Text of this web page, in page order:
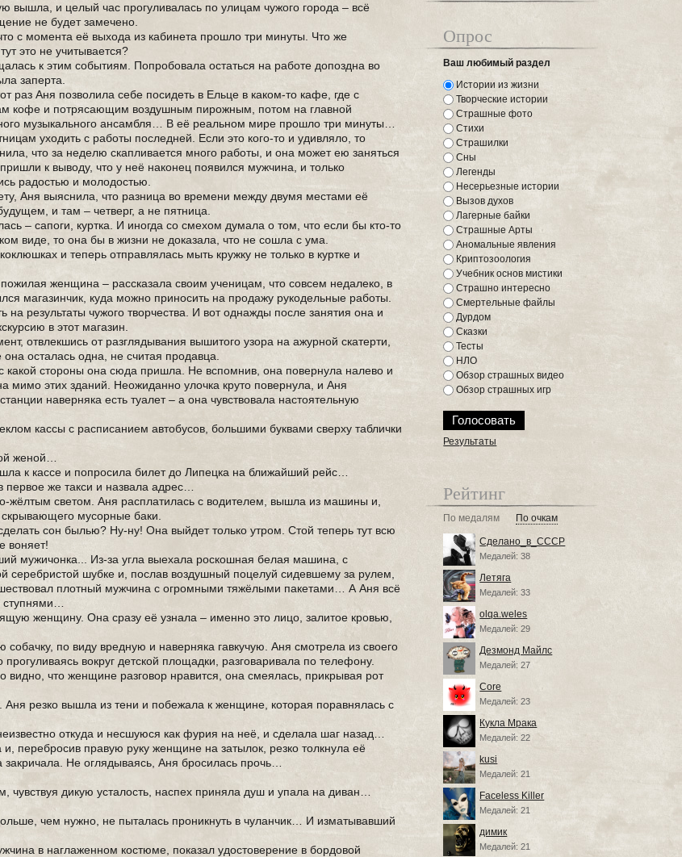
вышла, и целый час прогуливалась по улицам чужого города – всё
не будет замечено.
с момента её выхода из кабинета прошло три минуты. Что же
это не учитывается?
к этим событиям. Попробовала остаться на работе допоздна во
заперта.
Аня позволила себе посидеть в Ельце в каком-то кафе, где с
кофе и потрясающим воздушным пирожным, потом на главной
музыкального ансамбля… В её реальном мире прошло три минуты…
уходить с работы последней. Если это кого-то и удивляло, то
что за неделю скапливается много работы, и она может ею заняться
к выводу, что у неё наконец появился мужчина, и только
радостью и молодостью.
Аня выяснила, что разница во времени между двумя местами её
и там – четверг, а не пятница.
– сапоги, куртка. И иногда со смехом думала о том, что если бы кто-то
виде, то она бы в жизни не доказала, что не сошла с ума.
и теперь отправлялась мыть кружку не только в куртке и
женщина – рассказала своим ученицам, что совсем недалеко, в
магазинчик, куда можно приносить на продажу рукодельные работы.
результаты чужого творчества. И вот однажды после занятия она и
в этот магазин.
отвлекшись от разглядывания вышитого узора на ажурной скатерти,
осталась одна, не считая продавца.
стороны она сюда пришла. Не вспомнив, она повернула налево и
мимо этих зданий. Неожиданно улочка круто повернула, и Аня
наверняка есть туалет – а она чувствовала настоятельную
кассы с расписанием автобусов, большими буквами сверху таблички
женой…
к кассе и попросила билет до Липецка на ближайший рейс…
же такси и назвала адрес…
жёлтым светом. Аня расплатилась с водителем, вышла из машины и,
скрывающего мусорные баки.
сон былью? Ну-ну! Она выйдет только утром. Стой теперь тут всю
воняет!
мужичонка... Из-за угла выехала роскошная белая машина, с
серебристой шубке и, послав воздушный поцелуй сидевшему за рулем,
плотный мужчина с огромными тяжёлыми пакетами… А Аня всё
женщину. Она сразу её узнала – именно это лицо, залитое кровью,
по виду вредную и наверняка гавкучую. Аня смотрела из своего
вокруг детской площадки, разговаривала по телефону.
что женщине разговор нравится, она смеялась, прикрывая рот
резко вышла из тени и побежала к женщине, которая поравнялась с
откуда и несшуюся как фурия на неё, и сделала шаг назад…
перебросив правую руку женщине на затылок, резко толкнула её
Не оглядываясь, Аня бросилась прочь…
дикую усталость, наспех приняла душ и упала на диван…
чем нужно, не пыталась проникнуть в чуланчик… И изматывавший
в наглаженном костюме, показал удостоверение в бордовой
Опрос
Ваш любимый раздел
Истории из жизни
Творческие истории
Страшные фото
Стихи
Страшилки
Сны
Легенды
Несерьезные истории
Вызов духов
Лагерные байки
Страшные Арты
Аномальные явления
Криптозоология
Учебник основ мистики
Страшно интересно
Смертельные файлы
Дурдом
Сказки
Тесты
НЛО
Обзор страшных видео
Обзор страшных игр
Результаты
Рейтинг
По медалям По очкам
Сделано_в_СССР
Медалей: 38
Летяга
Медалей: 33
olqa.weles
Медалей: 29
Дезмонд Майлс
Медалей: 27
Core
Медалей: 23
Кукла Мрака
Медалей: 22
kusi
Медалей: 21
Faceless Killer
Медалей: 21
димик
Медалей: 21